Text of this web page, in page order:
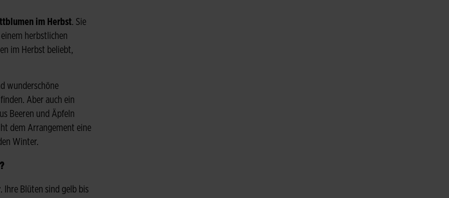
im Herbst. Sie
herbstlichen
im Herbst beliebt,
wunderschöne
Aber auch ein
Beeren und Äpfeln
dem Arrangement eine
Winter.
. Ihre Blüten sind gelb bis